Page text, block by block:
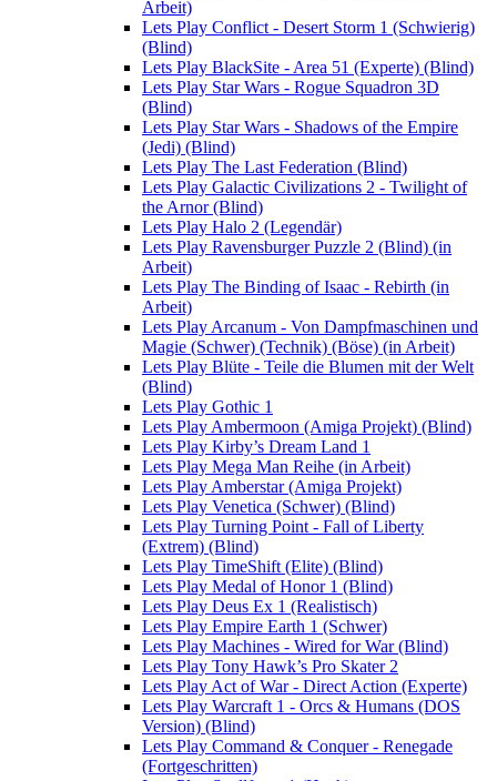
Arbeit)
Lets Play Conflict - Desert Storm 1 (Schwierig)
(Blind)
Lets Play BlackSite - Area 51 (Experte) (Blind)
Lets Play Star Wars - Rogue Squadron 3D
(Blind)
Lets Play Star Wars - Shadows of the Empire
(Jedi) (Blind)
Lets Play The Last Federation (Blind)
Lets Play Galactic Civilizations 2 - Twilight of
the Arnor (Blind)
Lets Play Halo 2 (Legendär)
Lets Play Ravensburger Puzzle 2 (Blind) (in
Arbeit)
Lets Play The Binding of Isaac - Rebirth (in
Arbeit)
Lets Play Arcanum - Von Dampfmaschinen und
Magie (Schwer) (Technik) (Böse) (in Arbeit)
Lets Play Blüte - Teile die Blumen mit der Welt
(Blind)
Lets Play Gothic 1
Lets Play Ambermoon (Amiga Projekt) (Blind)
Lets Play Kirby’s Dream Land 1
Lets Play Mega Man Reihe (in Arbeit)
Lets Play Amberstar (Amiga Projekt)
Lets Play Venetica (Schwer) (Blind)
Lets Play Turning Point - Fall of Liberty
(Extrem) (Blind)
Lets Play TimeShift (Elite) (Blind)
Lets Play Medal of Honor 1 (Blind)
Lets Play Deus Ex 1 (Realistisch)
Lets Play Empire Earth 1 (Schwer)
Lets Play Machines - Wired for War (Blind)
Lets Play Tony Hawk’s Pro Skater 2
Lets Play Act of War - Direct Action (Experte)
Lets Play Warcraft 1 - Orcs & Humans (DOS
Version) (Blind)
Lets Play Command & Conquer - Renegade
(Fortgeschritten)